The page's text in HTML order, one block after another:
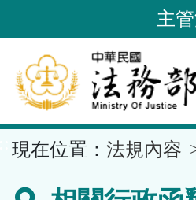
到
要
內
容
區
主
現在位置： 法規內容